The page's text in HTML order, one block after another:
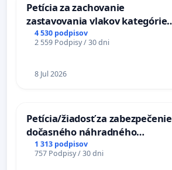
Petícia za zachovanie
zastavovania vlakov kategórie
Expres (Ex) TATRAN v železničnej
stanici Púchov
4 530 podpisov
2 559 Podpisy / 30 dni
8 Jul 2026
Petícia/žiadosť za zabezpečenie
dočasného náhradného
premostenia Váhu počas úplnej
uzávery Vážskeho mosta v
1 313 podpisov
757 Podpisy / 30 dni